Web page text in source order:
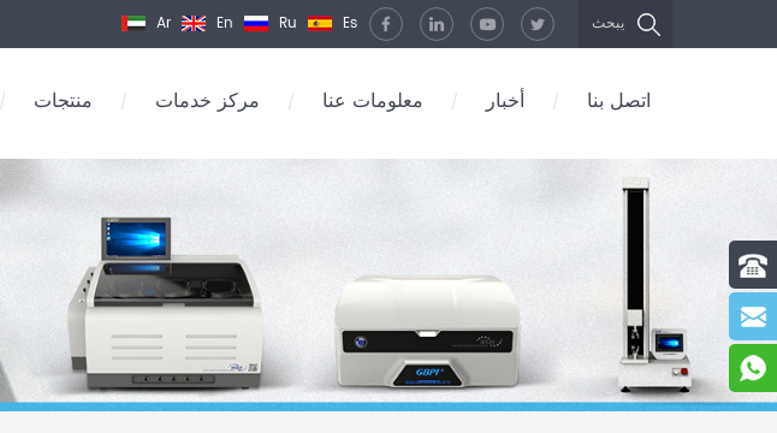
يبحث Ar En Ru Es
/ منتجات / مركز خدمات / معلومات عنا / أخبار / اتصل بنا